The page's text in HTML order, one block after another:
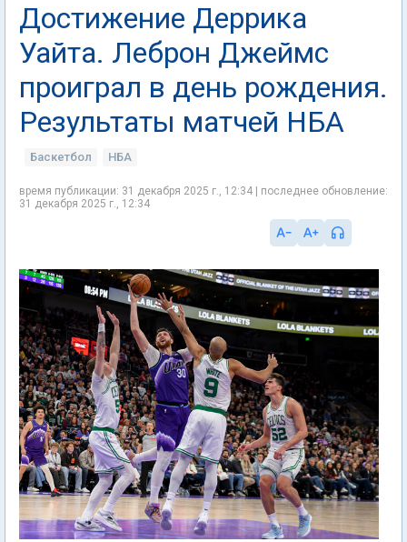
Достижение Деррика
Уайта. Леброн Джеймс
проиграл в день рождения.
Результаты матчей НБА
Баскетбол НБА
время публикации: 31 декабря 2025 г., 12:34 | последнее обновление:
31 декабря 2025 г., 12:34